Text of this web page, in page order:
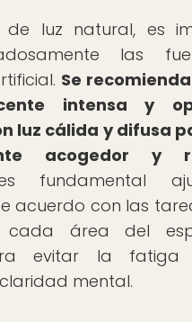
de luz natural, es
las
Se
intensa y
luz cálida y difusa
acogedor y
es fundamental
acuerdo con las
cada área del
evitar la fatiga
mental.